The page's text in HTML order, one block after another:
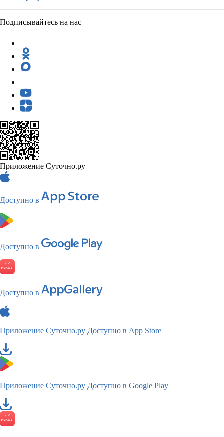
Подписывайтесь на нас
Приложение Суточно.ру
Доступно в
Доступно в
Доступно в
Приложение Суточно.ру Доступно в App Store
Приложение Суточно.ру Доступно в Google Play